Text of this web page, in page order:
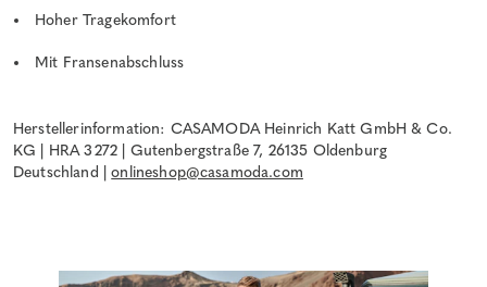
Hoher Tragekomfort
Mit Fransenabschluss
Herstellerinformation: CASAMODA Heinrich Katt GmbH & Co.
KG | HRA 3272 | Gutenbergstraße 7, 26135 Oldenburg
Deutschland |onlineshop@casamoda.com